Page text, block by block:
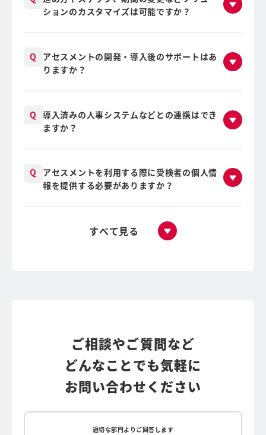
ションのカスタマイズは可能ですか？
アセスメントの開発・導入後のサポートはあ
りますか？
導入済みの人事システムなどとの連携はでき
ますか？
アセスメントを利用する際に受検者の個人情
報を提供する必要がありますか？
すべて見る
ご相談やご質問など
どんなことでも気軽に
お問い合わせください
適切な部門よりご回答します